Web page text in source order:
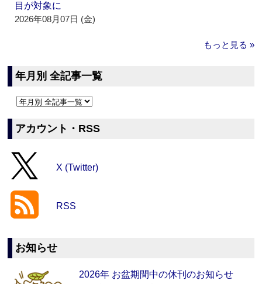
目が対象に
2026年08月07日 (金)
もっと見る »
年月別 全記事一覧
アカウント・RSS
X (Twitter)
RSS
お知らせ
2026年 お盆期間中の休刊のお知らせ